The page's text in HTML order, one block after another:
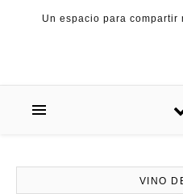
Un espacio para
VINO